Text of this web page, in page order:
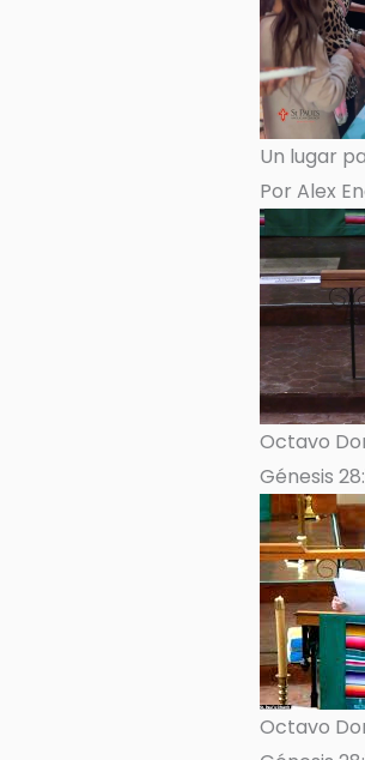
Un lugar
Por Alex
Octavo
Génesis
Octavo